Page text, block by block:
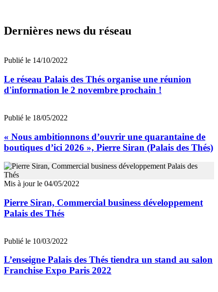
Dernières news du réseau
Publié le 14/10/2022
Le réseau Palais des Thés organise une réunion
d'information le 2 novembre prochain !
Publié le 18/05/2022
« Nous ambitionnons d’ouvrir une quarantaine de
boutiques d’ici 2026 », Pierre Siran (Palais des Thés)
Mis à jour le 04/05/2022
Pierre Siran, Commercial business développement
Palais des Thés
Publié le 10/03/2022
L’enseigne Palais des Thés tiendra un stand au salon
Franchise Expo Paris 2022